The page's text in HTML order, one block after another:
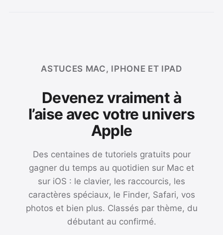
ASTUCES MAC, IPHONE ET IPAD
Devenez vraiment à
l’aise avec votre univers
Apple
Des centaines de tutoriels gratuits pour
gagner du temps au quotidien sur Mac et
sur iOS : le clavier, les raccourcis, les
caractères spéciaux, le Finder, Safari, vos
photos et bien plus. Classés par thème, du
débutant au confirmé.